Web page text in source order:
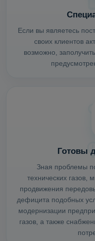
Если вы являетесь
своих клиентов
возможно,
Готовы
Зная проблемы
технических газов,
продвижения
дефицита подобных
модернизации
газов, а также